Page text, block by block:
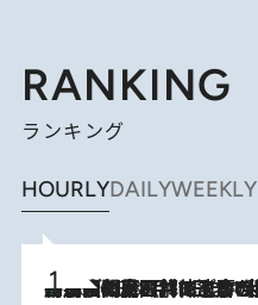
RANKING
ランキング
HOURLYDAILYWEEKLY
2026.8.8
「最後に見られてよかった」上野動物園の東園パンダ舎が解体前に特別公開。8月16日まで延長されたパネル展と共に辿る“半世紀”のパンダ飼育《解体工事の図面あり》